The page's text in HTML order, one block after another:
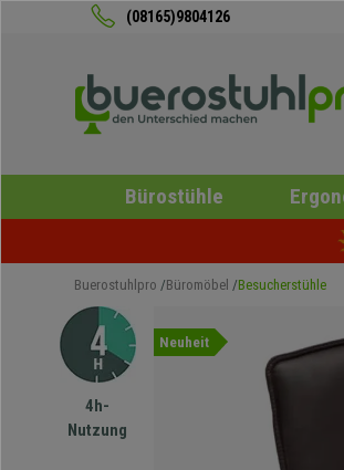
(08165)9804126
Bürostühle
Buerostuhlpro Büromöbel Besucherstühle
4h-
Nutzung
Neuheit